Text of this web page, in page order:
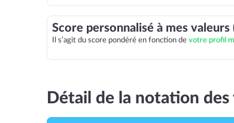
Score personnalisé à mes
Il s’agit du score pondéré en fonction de votre profil
Détail de la notation des